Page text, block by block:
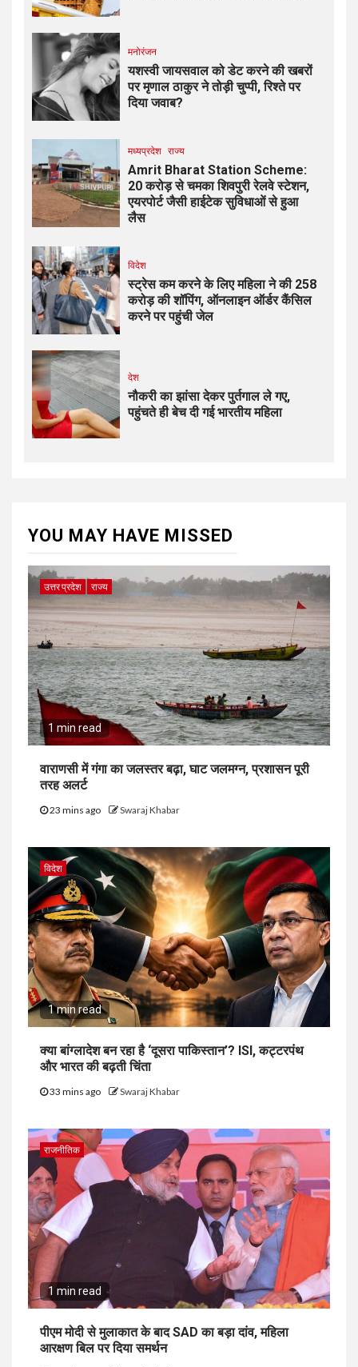
मनोरंजन
यशस्वी जायसवाल को डेट करने की खबरों
पर मृणाल ठाकुर ने तोड़ी चुप्पी, रिश्ते पर
दिया जवाब?
मध्यप्रदेश राज्य
Amrit Bharat Station Scheme:
20 करोड़ से चमका शिवपुरी रेलवे स्टेशन,
एयरपोर्ट जैसी हाईटेक सुविधाओं से हुआ
लैस
विदेश
स्ट्रेस कम करने के लिए महिला ने की ₹258
करोड़ की शॉपिंग, ऑनलाइन ऑर्डर कैंसिल
करने पर पहुंची जेल
देश
नौकरी का झांसा देकर पुर्तगाल ले गए,
पहुंचते ही बेच दी गई भारतीय महिला
YOU MAY HAVE MISSED
उत्तर प्रदेश राज्य
1 min read
वाराणसी में गंगा का जलस्तर बढ़ा, घाट जलमग्न, प्रशासन पूरी
तरह अलर्ट
23 mins ago Swaraj Khabar
विदेश
1 min read
क्या बांग्लादेश बन रहा है ‘दूसरा पाकिस्तान’? ISI, कट्टरपंथ
और भारत की बढ़ती चिंता
33 mins ago Swaraj Khabar
राजनीतिक
1 min read
पीएम मोदी से मुलाकात के बाद SAD का बड़ा दांव, महिला
आरक्षण बिल पर दिया समर्थन